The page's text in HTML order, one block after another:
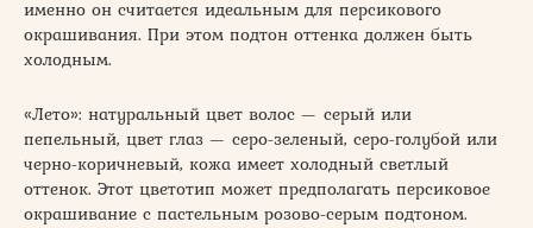
именно он считается идеальным для персикового
окрашивания. При этом подтон оттенка должен быть
холодным.
«Лето»: натуральный цвет волос — серый или
пепельный, цвет глаз — серо-зеленый, серо-голубой или
черно-коричневый, кожа имеет холодный светлый
оттенок. Этот цветотип может предполагать персиковое
окрашивание с пастельным розово-серым подтоном.